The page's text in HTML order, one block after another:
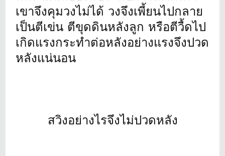
เขาจึงคุมวงไม่ได้ วงจึงเพี้ยนไปกลาย
เป็นตีเข่น ตีขุดดินหลังลูก หรือตีวื้ดไป
เกิดแรงกระทำต่อหลังอย่างแรงจึงปวด
หลังแน่นอน
สวิงอย่างไรจึงไม่ปวดหลัง